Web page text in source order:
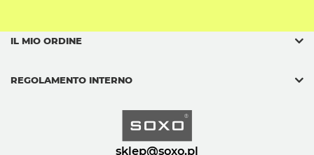
sklep@soxo.pl
IL MIO ORDINE
REGOLAMENTO INTERNO